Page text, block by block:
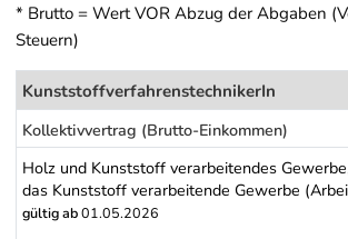
* Brutto = Wert VOR Abzug der Abgaben
Steuern)
KunststoffverfahrenstechnikerIn
Kollektivvertrag (Brutto-Einkommen)
Holz und Kunststoff verarbeitendes
das Kunststoff verarbeitende Gewerbe
gültig ab01.05.2026